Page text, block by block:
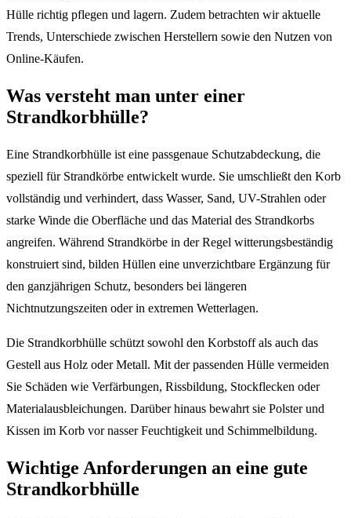
Hülle richtig pflegen und lagern. Zudem betrachten wir aktuelle
Trends, Unterschiede zwischen Herstellern sowie den Nutzen von
Online-Käufen.
Was versteht man unter einer
Strandkorbhülle?
Eine Strandkorbhülle ist eine passgenaue Schutzabdeckung, die
speziell für Strandkörbe entwickelt wurde. Sie umschließt den Korb
vollständig und verhindert, dass Wasser, Sand, UV-Strahlen oder
starke Winde die Oberfläche und das Material des Strandkorbs
angreifen. Während Strandkörbe in der Regel witterungsbeständig
konstruiert sind, bilden Hüllen eine unverzichtbare Ergänzung für
den ganzjährigen Schutz, besonders bei längeren
Nichtnutzungszeiten oder in extremen Wetterlagen.
Die Strandkorbhülle schützt sowohl den Korbstoff als auch das
Gestell aus Holz oder Metall. Mit der passenden Hülle vermeiden
Sie Schäden wie Verfärbungen, Rissbildung, Stockflecken oder
Materialausbleichungen. Darüber hinaus bewahrt sie Polster und
Kissen im Korb vor nasser Feuchtigkeit und Schimmelbildung.
Wichtige Anforderungen an eine gute
Strandkorbhülle